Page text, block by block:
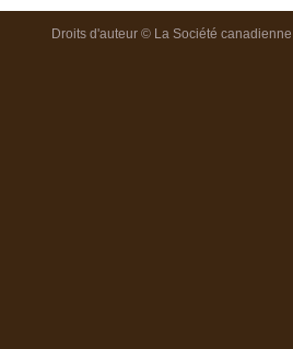
Droits d'auteur © La Société